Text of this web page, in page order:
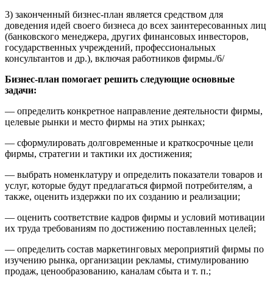
3) законченный бизнес-план является средством для
доведения идей своего бизнеса до всех заинтересованных лиц
(банковского менеджера, других финансовых инвесторов,
государственных учреждений, профессиональных
консультантов и др.), включая работников фирмы./6/
Бизнес-план помогает решить следующие основные
задачи:
— определить конкретное направление деятельности фирмы,
целевые рынки и место фирмы на этих рынках;
— сформулировать долговременные и краткосрочные цели
фирмы, стратегии и тактики их достижения;
— выбрать номенклатуру и определить показатели товаров и
услуг, которые будут предлагаться фирмой потребителям, а
также, оценить издержки по их созданию и реализации;
— оценить соответствие кадров фирмы и условий мотивации
их труда требованиям по достижению поставленных целей;
— определить состав маркетинговых мероприятий фирмы по
изучению рынка, организации рекламы, стимулированию
продаж, ценообразованию, каналам сбыта и т. п.;